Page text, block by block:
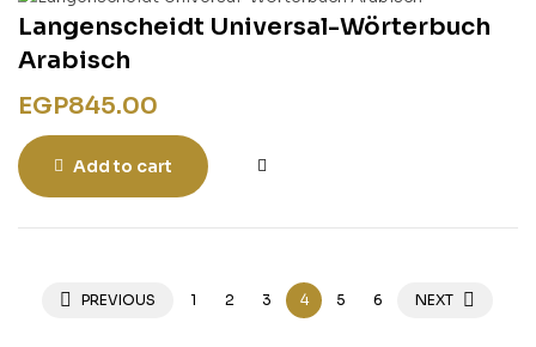
Langenscheidt Universal-Wörterbuch
Arabisch
EGP845.00
Add to cart
PREVIOUS 1 2 3 4 5 6 NEXT